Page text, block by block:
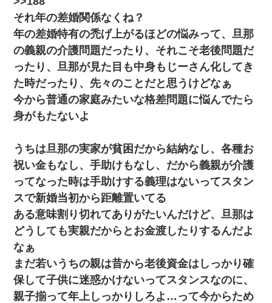
ワイ144kg彼女98kgデブカップル、1年間毎日行為しまくった結
果
「パワハラを受けたから思い切って転職した」とSNSで呟いた
ら、速攻でパワハラかました元上司がLINEを送ってきた。
婚活パーティーでよく会う美女がいた。こんな完璧な容姿を持っ
てしても結婚て難しいんだなぁ…と思ってた
医者「糖尿病で余命1年です」 ワイ「知らんわｗどうせ死ぬなら
食べる量増やすわｗ」→結果ｗｗｗｗｗ
私「結婚やめるわ」 婚約者「え？なんでなんで？」 → 放置した
結果…｜生活｜ワロタあんてな
旦那の元嫁「離婚したとはいえ、私が本来の妻。許可なく結婚す
るなんてどういう神経してるの？離婚届を記入して持って来い」
→笑いが止まらなくなり・・・
義兄嫁が義実家で「コロナ陽性だったからこのまま療養させて下
さい」と言い出してド修羅場になった
それ年の差婚関係なくね？
年の差婚特有の禿げ上がるほどの悩みって、旦那
の義親の介護問題だったり、それこそ老後問題だ
ったり、旦那が見た目も中身もじーさん化してき
た時だったり、先々のことだと思うけどなぁ
今から普通の家庭みたいな格差問題に悩んでたら
身がもたないよ
うちは旦那の実家が貧困だから結納なし、各種お
祝い金もなし、手助けもなし、だから義親が介護
ってなった時は手助けする義理はないってスタン
スで新婚当初から距離置いてる
ある意味割り切れてありがたいんだけど、旦那は
どうしても実親だからとお金渡したりするんだよ
なぁ
まだ若いうちの親は昔から老後資金はしっかり確
保して子供に迷惑かけないってスタンスなのに、
親子揃って年上しっかりしろよ…って今からため